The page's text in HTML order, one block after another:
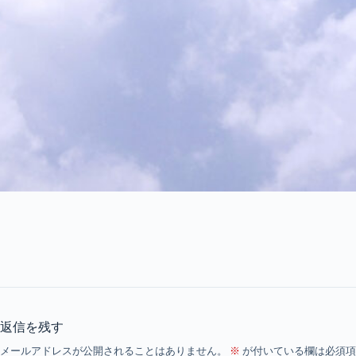
返信を残す
メールアドレスが公開されることはありません。 ※ が付いている欄は必須